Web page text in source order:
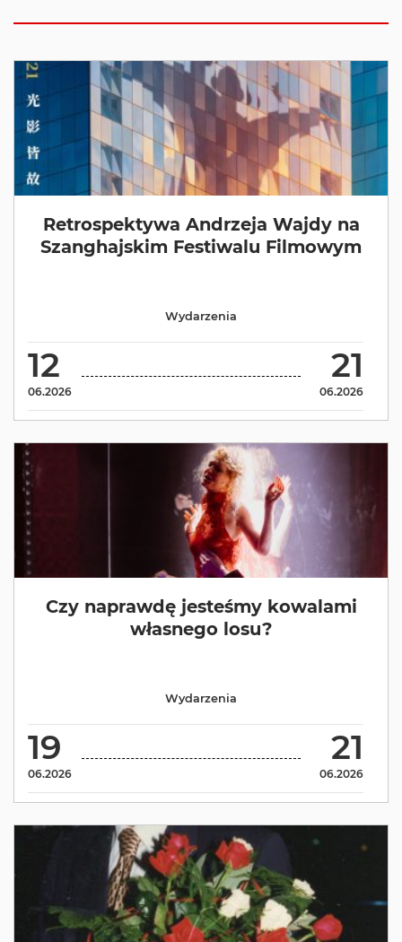
Retrospektywa Andrzeja Wajdy na
Szanghajskim Festiwalu Filmowym
12
06.2026
21
06.2026
Wydarzenia
Czy naprawdę jesteśmy kowalami
własnego losu?
19
06.2026
21
06.2026
Wydarzenia